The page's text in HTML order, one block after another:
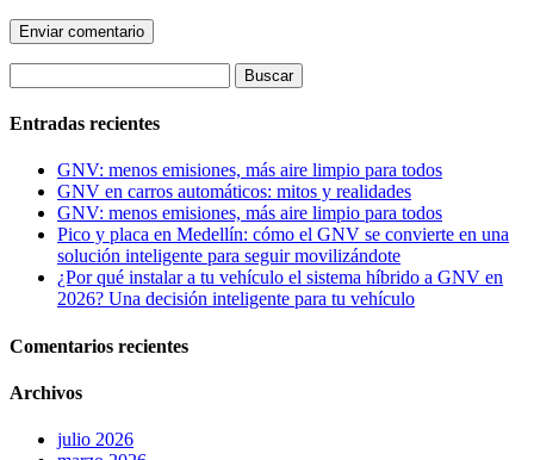
Entradas recientes
GNV: menos emisiones, más aire limpio para todos
GNV en carros automáticos: mitos y realidades
GNV: menos emisiones, más aire limpio para todos
Pico y placa en Medellín: cómo el GNV se convierte en una
solución inteligente para seguir movilizándote
¿Por qué instalar a tu vehículo el sistema híbrido a GNV en
2026? Una decisión inteligente para tu vehículo
Comentarios recientes
Archivos
julio 2026